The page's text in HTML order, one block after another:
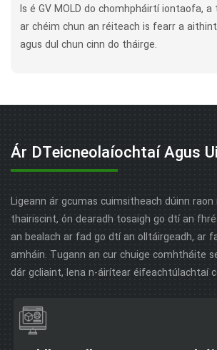
Is é GV MOLD do chomhpháirtí iontaofa,
ar chéim chun an réiteach is fearr a
agus dul chun cinn do tháirge.
Ár DTeicneolaíochtaí Agus
Ligeann ár gcumas cuimsitheach dúinn
thairiscint, ón dearadh tosaigh go dtí an
an bealach ar fad go dtí an olltáirgeadh, ar
amháin. Tugann an cur chuige comhtháite
dár gcliaint, lena n-áirítear éifeachtúlachtaí